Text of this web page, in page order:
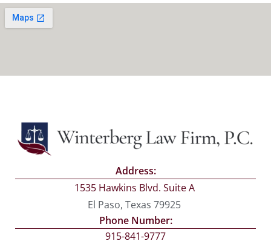
Address:
1535 Hawkins Blvd. Suite A
El Paso, Texas 79925
Phone Number:
915-841-9777